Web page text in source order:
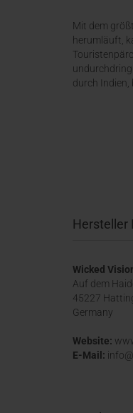
Mit dem
herumläuft,
durch Indien,
Hersteller
Wicked
Auf dem
45227
Germany
Website:
E-Mail: